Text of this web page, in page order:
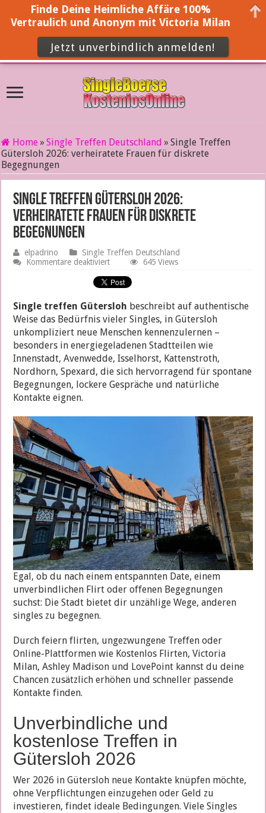
Home » Single Treffen Deutschland » Single Treffen
Gütersloh 2026: verheiratete Frauen für diskrete
Begegnungen
Single Treffen Gütersloh 2026:
verheiratete Frauen für diskrete
Begegnungen
elpadrino
Single Treffen Deutschland
Kommentare deaktiviertfür
Treffen
Gütersloh
verheiratete
Frauen
für
diskrete
Begegnungen
645 Views
Single treffen Gütersloh beschreibt auf authentische
Weise das Bedürfnis vieler Singles, in Gütersloh
unkompliziert neue Menschen kennenzulernen –
besonders in energiegeladenen Stadtteilen wie
Innenstadt, Avenwedde, Isselhorst, Kattenstroth,
Nordhorn, Spexard, die sich hervorragend für spontane
Begegnungen, lockere Gespräche und natürliche
Kontakte eignen.
Egal, ob du nach einem entspannten Date, einem
unverbindlichen Flirt oder offenen Begegnungen
suchst: Die Stadt bietet dir unzählige Wege, anderen
singles zu begegnen.
Durch feiern flirten, ungezwungene Treffen oder
Online-Plattformen wie Kostenlos Flirten, Victoria
Milan, Ashley Madison und LovePoint kannst du deine
Chancen zusätzlich erhöhen und schneller passende
Kontakte finden.
Unverbindliche und
kostenlose Treffen in
Gütersloh 2026
Wer 2026 in Gütersloh neue Kontakte knüpfen möchte,
ohne Verpflichtungen einzugehen oder Geld zu
investieren, findet ideale Bedingungen. Viele Singles
Finde Deine Heimliche Affäre 100%
Vertraulich und Anonym mit Victoria Milan
Jetzt unverbindlich anmelden!